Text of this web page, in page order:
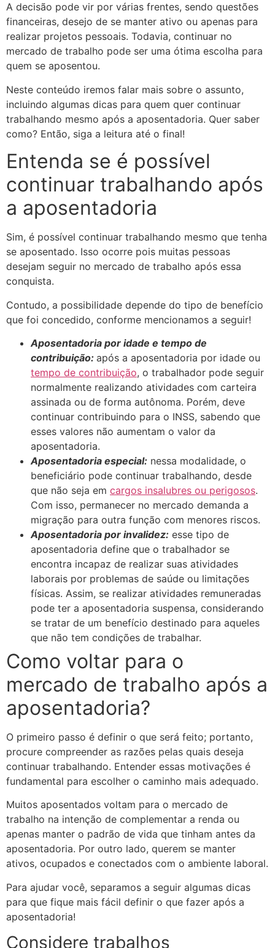
A decisão pode vir por várias frentes, sendo questões
financeiras, desejo de se manter ativo ou apenas para
realizar projetos pessoais. Todavia, continuar no
mercado de trabalho pode ser uma ótima escolha para
quem se aposentou.
Neste conteúdo iremos falar mais sobre o assunto,
incluindo algumas dicas para quem quer continuar
trabalhando mesmo após a aposentadoria. Quer saber
como? Então, siga a leitura até o final!
Entenda se é possível
continuar trabalhando após
a aposentadoria
Sim, é possível continuar trabalhando mesmo que tenha
se aposentado. Isso ocorre pois muitas pessoas
desejam seguir no mercado de trabalho após essa
conquista.
Contudo, a possibilidade depende do tipo de benefício
que foi concedido, conforme mencionamos a seguir!
Aposentadoria por idade e tempo de
contribuição: após a aposentadoria por idade ou
tempo de contribuição, o trabalhador pode seguir
normalmente realizando atividades com carteira
assinada ou de forma autônoma. Porém, deve
continuar contribuindo para o INSS, sabendo que
esses valores não aumentam o valor da
aposentadoria.
Aposentadoria especial: nessa modalidade, o
beneficiário pode continuar trabalhando, desde
que não seja em cargos insalubres ou perigosos.
Com isso, permanecer no mercado demanda a
migração para outra função com menores riscos.
Aposentadoria por invalidez: esse tipo de
aposentadoria define que o trabalhador se
encontra incapaz de realizar suas atividades
laborais por problemas de saúde ou limitações
físicas. Assim, se realizar atividades remuneradas
pode ter a aposentadoria suspensa, considerando
se tratar de um benefício destinado para aqueles
que não tem condições de trabalhar.
Como voltar para o
mercado de trabalho após a
aposentadoria?
O primeiro passo é definir o que será feito; portanto,
procure compreender as razões pelas quais deseja
continuar trabalhando. Entender essas motivações é
fundamental para escolher o caminho mais adequado.
Muitos aposentados voltam para o mercado de
trabalho na intenção de complementar a renda ou
apenas manter o padrão de vida que tinham antes da
aposentadoria. Por outro lado, querem se manter
ativos, ocupados e conectados com o ambiente laboral.
Para ajudar você, separamos a seguir algumas dicas
para que fique mais fácil definir o que fazer após a
aposentadoria!
Considere trabalhos